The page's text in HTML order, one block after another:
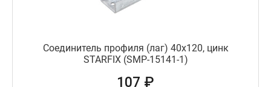
Соединитель профиля (лаг) 40х120, цинк
STARFIX (SMP-15141-1)
107 ₽